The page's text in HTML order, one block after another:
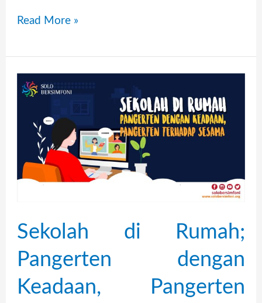
Read More »
Sekolah di Rumah;
Pangerten dengan
Keadaan, Pangerten
Sekolah
Rumah;
Pangerten
dengan
Keadaan,
terhadap
Sesama